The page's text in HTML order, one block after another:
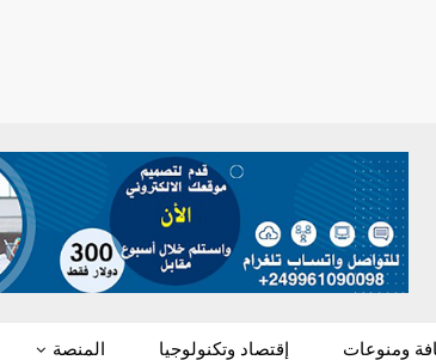
ومنوعات إقتصاد وتكنولوجيا المنصة